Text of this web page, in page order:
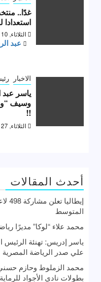
غدًا..
استعدادا
الثلاثاء, 10 يونيو 2025, 6:21 م
عبد
الاخبار
ياسر عبد
وسيف
!!
الثلاثاء, 27 مايو 2025, 11:00 م
أحدث المقالات
المتوسط
محمد علاء “لوكا” مديرًا
ياسر إدريس: تهنئة
علي صدر الرياضة المصرية
محمد الزملوط وحازم حسني
بطولات نادي الأجواد